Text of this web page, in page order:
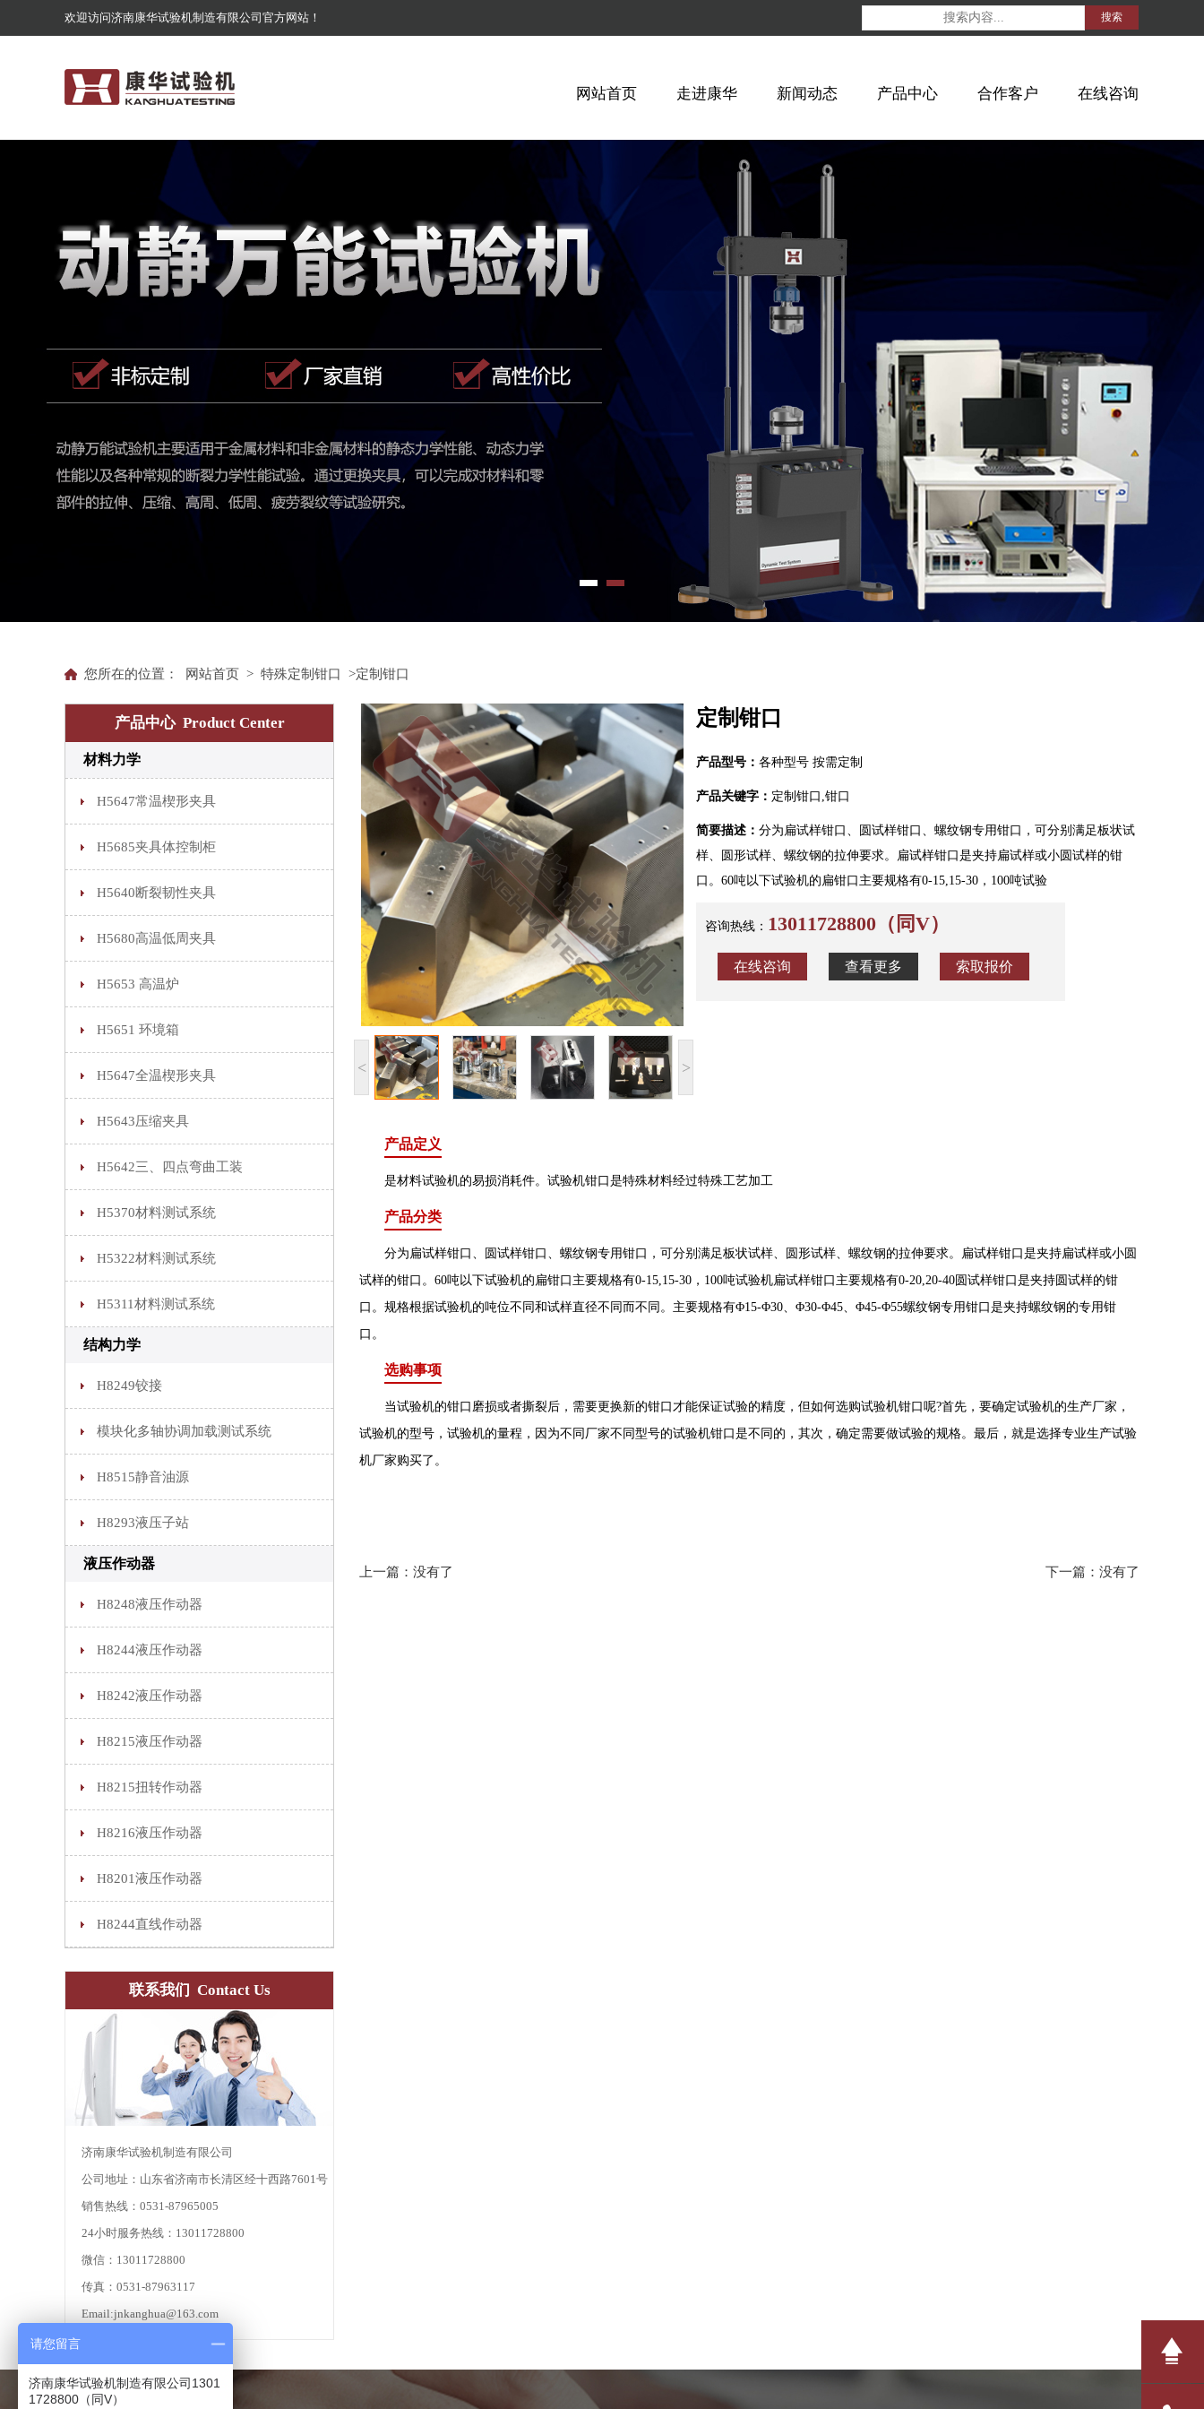
欢迎访问济南康华试验机制造有限公司官方网站！ 搜索
网站首页 走进康华 新闻动态 产品中心 合作客户 在线咨询
您所在的位置： 网站首页 > 特殊定制钳口 >定制钳口
产品中心 Product Center
材料力学
H5647常温楔形夹具
H5685夹具体控制柜
H5640断裂韧性夹具
H5680高温低周夹具
H5653 高温炉
H5651 环境箱
H5647全温楔形夹具
H5643压缩夹具
H5642三、四点弯曲工装
H5370材料测试系统
H5322材料测试系统
H5311材料测试系统
结构力学
H8249铰接
模块化多轴协调加载测试系统
H8515静音油源
H8293液压子站
液压作动器
H8248液压作动器
H8244液压作动器
H8242液压作动器
H8215液压作动器
H8215扭转作动器
H8216液压作动器
H8201液压作动器
H8244直线作动器
联系我们 Contact Us
济南康华试验机制造有限公司
公司地址：山东省济南市长清区经十西路7601号
销售热线：0531-87965005
24小时服务热线：13011728800
微信：13011728800
传真：0531-87963117
Email:jnkanghua@163.com
< >
定制钳口
产品型号： 各种型号 按需定制
产品关键字： 定制钳口,钳口
简要描述： 分为扁试样钳口、圆试样钳口、螺纹钢专用钳口，可分别满足板状试
样、圆形试样、螺纹钢的拉伸要求。扁试样钳口是夹持扁试样或小圆试样的钳
口。60吨以下试验机的扁钳口主要规格有0-15,15-30，100吨试验
咨询热线： 13011728800（同V）
在线咨询 查看更多 索取报价
产品定义
是材料试验机的易损消耗件。试验机钳口是特殊材料经过特殊工艺加工
产品分类
分为扁试样钳口、圆试样钳口、螺纹钢专用钳口，可分别满足板状试样、圆形试样、螺纹钢的拉伸要求。扁试样钳口是夹持扁试样或小圆
试样的钳口。60吨以下试验机的扁钳口主要规格有0-15,15-30，100吨试验机扁试样钳口主要规格有0-20,20-40圆试样钳口是夹持圆试样的钳
口。规格根据试验机的吨位不同和试样直径不同而不同。主要规格有Φ15-Φ30、Φ30-Φ45、Φ45-Φ55螺纹钢专用钳口是夹持螺纹钢的专用钳
口。
选购事项
当试验机的钳口磨损或者撕裂后，需要更换新的钳口才能保证试验的精度，但如何选购试验机钳口呢?首先，要确定试验机的生产厂家，
试验机的型号，试验机的量程，因为不同厂家不同型号的试验机钳口是不同的，其次，确定需要做试验的规格。最后，就是选择专业生产试验
机厂家购买了。
上一篇：没有了 下一篇：没有了
请您留言
济南康华试验机制造有限公司1301
1728800（同V）